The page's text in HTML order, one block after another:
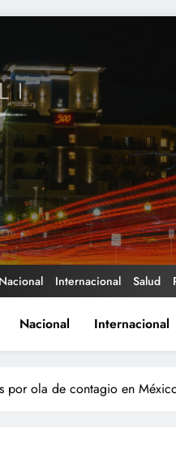
Nacional Internacional Salud
Nacional Internacional
por ola de contagio en